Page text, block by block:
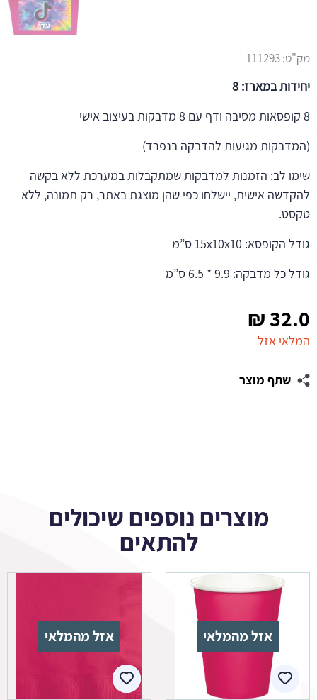
32.0
₪
המלאי אזל
שתף מוצר
מק"ט:111293
יחידות במארז: 8
8 קופסאות מסיבה ודף עם 8 מדבקות בעיצוב אישי
(המדבקות מגיעות להדבקה בנפרד)
שימו לב: הזמנות למדבקות שמתקבלות במערכת ללא בקשה
להקדשה אישית, יישלחו כפי שהן מוצגת באתר, רק תמונה, ללא
טקסט.
גודל הקופסא: 15x10x10 ס”מ
גודל כל מדבקה: 9.9 * 6.5 ס”מ
מוצרים נוספים שיכולים
להתאים
אזל מהמלאי אזל מהמלאי